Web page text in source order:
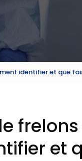
identifier et que
et